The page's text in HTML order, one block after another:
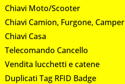
Chiavi Moto/Scooter
Chiavi Camion, Furgone, Camper
Chiavi Casa
Telecomando Cancello
Vendita lucchetti e catene
Duplicati Tag RFID Badge